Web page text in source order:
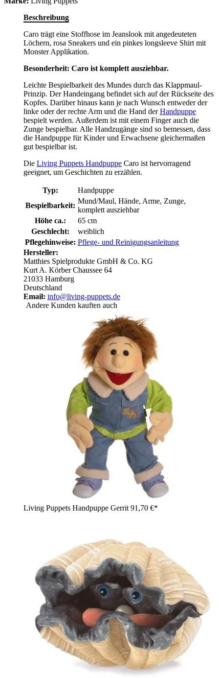
Beschreibung
Caro trägt eine Stoffhose im Jeanslook mit angedeuteten
Löchern, rosa Sneakers und ein pinkes longsleeve Shirt mit
Monster Applikation.
Besonderheit: Caro ist komplett ausziehbar.
Leichte Bespielbarkeit des Mundes durch das Klappmaul-
Prinzip. Der Handeingang befindet sich auf der Rückseite des
Kopfes. Darüber hinaus kann je nach Wunsch entweder der
linke oder der rechte Arm und die Hand derHandpuppe
bespielt werden. Außerdem ist mit einem Finger auch die
Zunge bespielbar. Alle Handzugänge sind so bemessen, dass
die Handpuppe für Kinder und Erwachsene gleichermaßen
gut bespielbar ist.
Die Living Puppets Handpuppe Caro ist hervorragend
geeignet, um Geschichten zu erzählen.
Typ:
Handpuppe
Bespielbarkeit:
Mund/Maul, Hände, Arme, Zunge,
komplett ausziehbar
Höhe ca.:
65 cm
Geschlecht:
weiblich
Pflegehinweise: Pflege- und Reinigungsanleitung
Hersteller:
Matthies Spielprodukte GmbH & Co. KG
Kurt A. Körber Chaussee 64
21033 Hamburg
Deutschland
Email: info@living-puppets.de
Andere Kunden kauften auch
Living Puppets Handpuppe Gerrit 91,70 €*